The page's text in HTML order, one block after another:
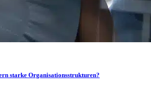
starke Organisationsstrukturen?